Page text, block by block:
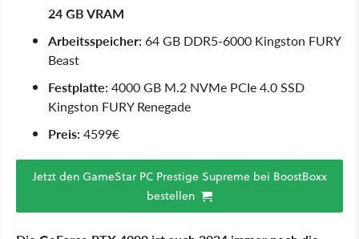
24 GB VRAM
Arbeitsspeicher:64 GB DDR5-6000 Kingston FURY
Beast
Festplatte:4000 GB M.2 NVMe PCIe 4.0 SSD
Kingston FURY Renegade
Preis:4599€
Jetzt den GameStar PC Prestige Supreme bei BoostBoxx
bestellen